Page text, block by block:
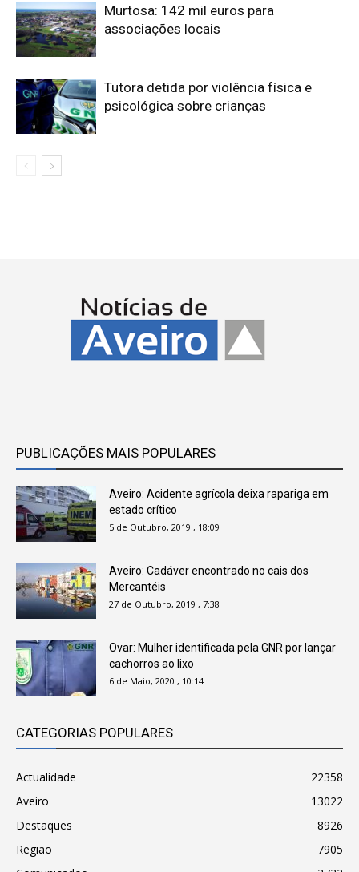
Murtosa: 142 mil euros para
associações locais
Tutora detida por violência física e
psicológica sobre crianças
PUBLICAÇÕES MAIS POPULARES
Aveiro: Acidente agrícola deixa rapariga em
estado crítico
5 de Outubro, 2019 , 18:09
Aveiro: Cadáver encontrado no cais dos
Mercantéis
27 de Outubro, 2019 , 7:38
Ovar: Mulher identificada pela GNR por lançar
cachorros ao lixo
6 de Maio, 2020 , 10:14
CATEGORIAS POPULARES
Actualidade
22358
Aveiro
13022
Destaques
8926
Região
7905